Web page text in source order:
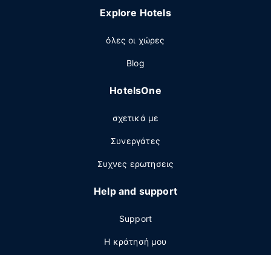
Explore Hotels
όλες οι χώρες
Blog
HotelsOne
σχετικά με
Συνεργάτες
Συχνες ερωτησεις
Help and support
Support
Η κράτησή μου